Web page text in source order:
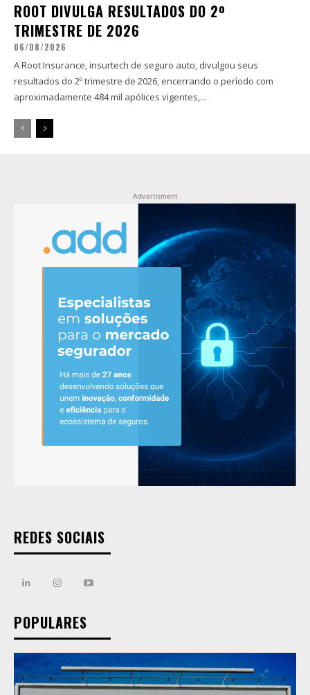
ROOT DIVULGA RESULTADOS DO 2º
TRIMESTRE DE 2026
06/08/2026
A Root Insurance, insurtech de seguro auto, divulgou seus
resultados do 2º trimestre de 2026, encerrando o período com
aproximadamente 484 mil apólices vigentes,...
Advertisment
REDES SOCIAIS
POPULARES